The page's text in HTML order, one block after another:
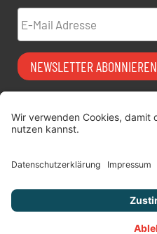
E-Mail Adresse
NEWSLETTER ABONNIEREN
Vermiet-Partner
digitimes | blog
Über uns
Jobs